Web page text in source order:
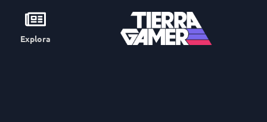
Explora